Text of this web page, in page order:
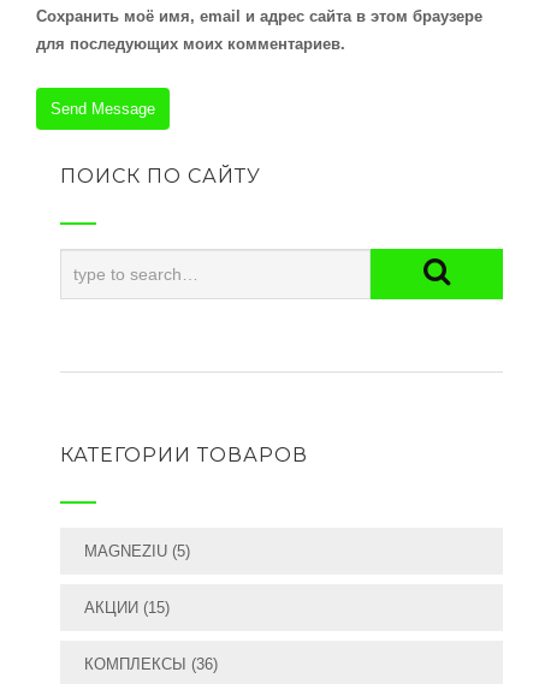
Сохранить моё имя, email и адрес сайта в этом браузере
для последующих моих комментариев.
ПОИСК ПО САЙТУ
КАТЕГОРИИ ТОВАРОВ
MAGNEZIU (5)
АКЦИИ (15)
КОМПЛЕКСЫ (36)